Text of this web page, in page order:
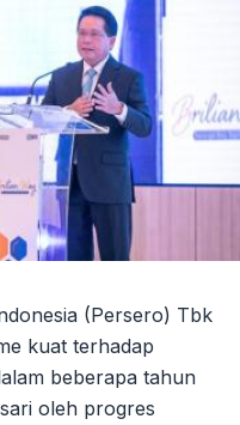
(Persero) Tbk
kuat terhadap
beberapa tahun
oleh progres